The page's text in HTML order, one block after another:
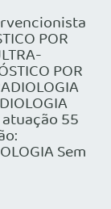
POR
POR
atuação 55
Sem